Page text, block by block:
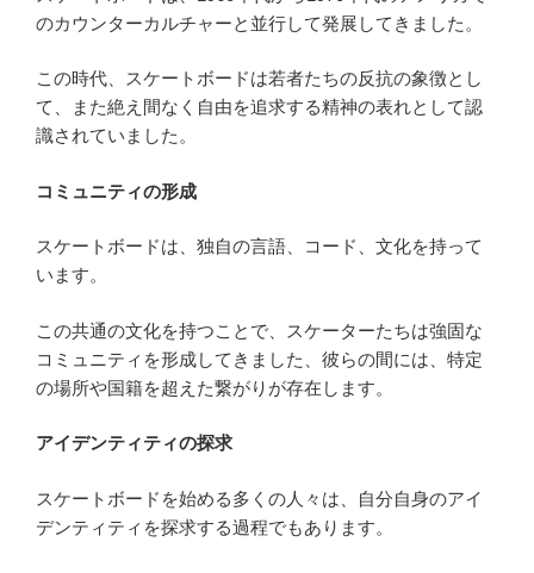
のカウンターカルチャーと並行して発展してきました。
この時代、スケートボードは若者たちの反抗の象徴とし
て、また絶え間なく自由を追求する精神の表れとして認
識されていました。
コミュニティの形成
スケートボードは、独自の言語、コード、文化を持って
います。
この共通の文化を持つことで、スケーターたちは強固な
コミュニティを形成してきました、彼らの間には、特定
の場所や国籍を超えた繋がりが存在します。
アイデンティティの探求
スケートボードを始める多くの人々は、自分自身のアイ
デンティティを探求する過程でもあります。